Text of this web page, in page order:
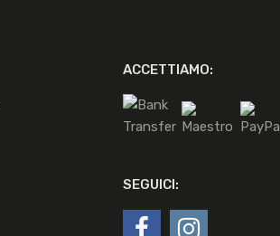
ACCETTIAMO:
SEGUICI: